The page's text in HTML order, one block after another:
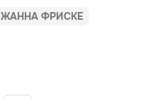
ЖАННА ФРИСКЕ